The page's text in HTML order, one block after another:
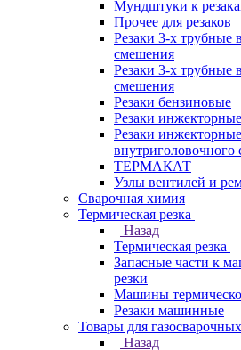
Мундштуки к
Прочее для резаков
Резаки 3-х трубные
смешения
Резаки 3-х трубные
смешения
Резаки бензиновые
Резаки инжекторные
Резаки
внутриголовочного
ТЕРМАКАТ
Узлы вентилей и
Сварочная химия
Термическая резка
Назад
Термическая резка
Запасные части к
резки
Машины
Резаки машинные
Товары для
Назад